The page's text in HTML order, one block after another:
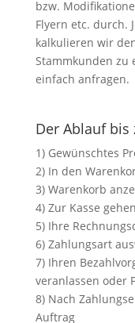
bzw.
Flyern etc. durch.
kalkulieren wir
Stammkunden zu
einfach anfragen.
Der Ablauf bis
1) Gewünschtes
2) In den
3) Warenkorb
4) Zur Kasse
5) Ihre
6) Zahlungsart
7) Ihren
veranlassen oder
8) Nach
Auftrag